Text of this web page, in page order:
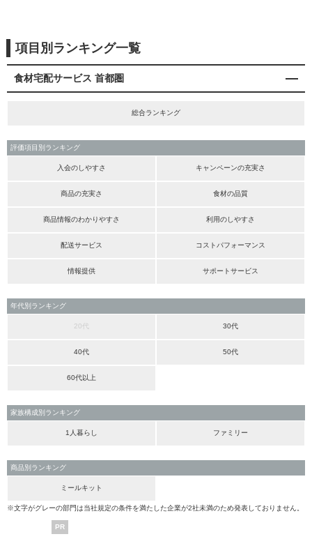
項目別ランキング一覧
食材宅配サービス 首都圏
総合ランキング
評価項目別ランキング
入会のしやすさ キャンペーンの充実さ
商品の充実さ 食材の品質
商品情報のわかりやすさ 利用のしやすさ
配送サービス コストパフォーマンス
情報提供 サポートサービス
年代別ランキング
20代 30代
40代 50代
60代以上
家族構成別ランキング
1人暮らし ファミリー
商品別ランキング
ミールキット
※文字がグレーの部門は当社規定の条件を満たした企業が2社未満のため発表しておりません。
PR